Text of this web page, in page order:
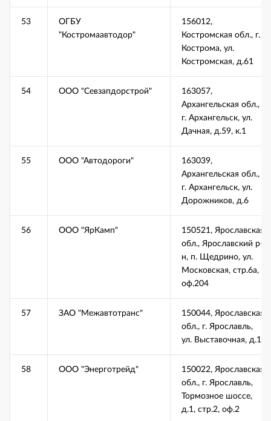
53
ОГБУ
"Костромаавтодор"
156012,
Костромская обл., г.
Кострома, ул.
Костромская, д.61
54 ООО "Севзапдорстрой"
163057,
Архангельская обл.,
г. Архангельск, ул.
Дачная, д.59, к.1
55 ООО "Автодороги"
163039,
Архангельская обл.,
г. Архангельск, ул.
Дорожников, д.6
56 ООО "ЯрКамп"
150521, Ярославская
обл., Ярославский р-
н, п. Щедрино, ул.
Московская, стр.6а,
оф.204
57 ЗАО "Межавтотранс"
150044, Ярославская
обл., г. Ярославль,
ул. Выставочная, д.1
58 ООО "Энерготрейд"
150022, Ярославская
обл., г. Ярославль,
Тормозное шоссе,
д.1, стр.2, оф.2